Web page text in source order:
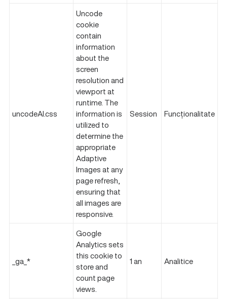
uncodeAI.css
Uncode
cookie
contain
information
about the
screen
resolution and
viewport at
runtime. The
information is
utilized to
determine the
appropriate
Adaptive
Images at any
page refresh,
ensuring that
all images are
responsive.
Session Funcționalitate
_ga_*
Google
Analytics sets
this cookie to
store and
count page
views.
1 an Analitice